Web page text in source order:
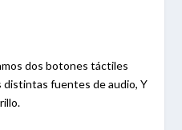
dos botones táctiles
distintas fuentes de audio, Y